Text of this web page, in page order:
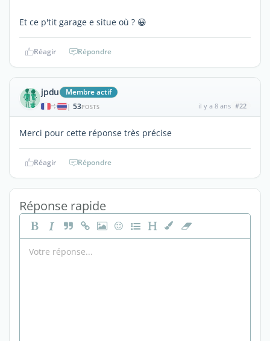
Et ce p'tit garage e situe où ? 😀
Réagir Répondre
jpdu Membre actif
| 53POSTS il y a 8 ans #22
Merci pour cette réponse très précise
Réagir Répondre
Réponse rapide